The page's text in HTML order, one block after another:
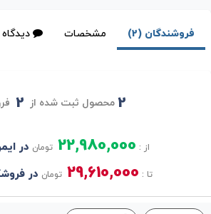
فروشندگان (2) مشخصات دیدگاه
2 محصول ثبت شده از 2
از : 22,980,000 تومان در
تا : 29,610,000 تومان در